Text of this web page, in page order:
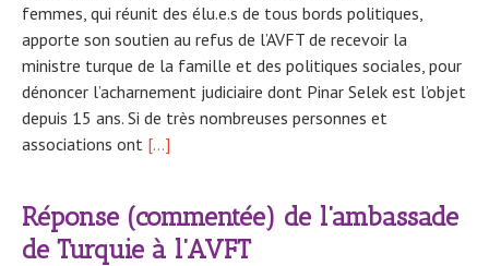
femmes, qui réunit des élu.e.s de tous bords politiques,
apporte son soutien au refus de l’AVFT de recevoir la
ministre turque de la famille et des politiques sociales, pour
dénoncer l’acharnement judiciaire dont Pinar Selek est l’objet
depuis 15 ans. Si de très nombreuses personnes et
associations ont […]
Réponse (commentée) de l’ambassade
de Turquie à l’AVFT